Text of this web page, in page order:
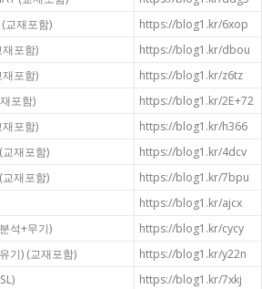
재포함)
https://blog1.kr/6xop
포함)
https://blog1.kr/dbou
포함)
https://blog1.kr/z6tz
포함)
https://blog1.kr/2E+72
포함)
https://blog1.kr/h366
재포함)
https://blog1.kr/4dcv
재포함)
https://blog1.kr/7bpu
https://blog1.kr/ajcx
석+무기)
https://blog1.kr/cycy
기) (교재포함)
https://blog1.kr/y22n
https://blog1.kr/7xkj